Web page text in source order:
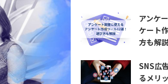
アンケ
ケート
方も解
SNS広
るメリ